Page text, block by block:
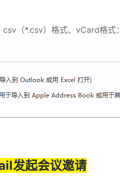
csv （*.csv）格式、vCard格式：
发起会议邀请